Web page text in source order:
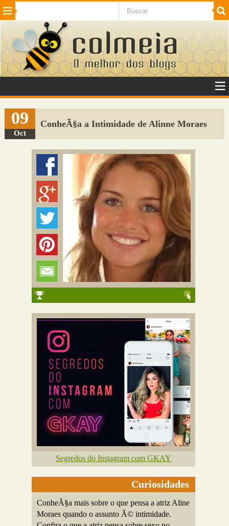
Beleza Cinema e TV
Internet Jogos NotÃ­cias SaÃºde
VeÃ­culos Adulto
Sugerir Link
Adicionar Blog
Colmeia Exchange
09
Oct
ConheÃ§a a Intimidade de Alinne Moraes
Segredos do Instagram com GKAY
Curiosidades
ConheÃ§a mais sobre o que pensa a atriz Aline
Moraes quando o assunto Ã© intimidade.